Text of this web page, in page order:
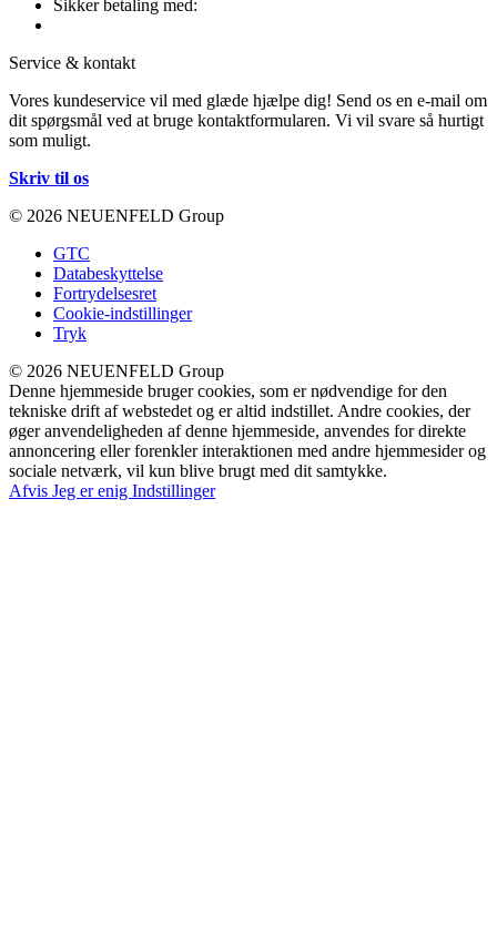
Sikker betaling med:
Service & kontakt
Vores kundeservice vil med glæde hjælpe dig! Send os en e-mail om
dit spørgsmål ved at bruge kontaktformularen. Vi vil svare så hurtigt
som muligt.
Skriv til os
© 2026 NEUENFELD Group
GTC
Databeskyttelse
Fortrydelsesret
Cookie-indstillinger
Tryk
© 2026 NEUENFELD Group
Denne hjemmeside bruger cookies, som er nødvendige for den
tekniske drift af webstedet og er altid indstillet. Andre cookies, der
øger anvendeligheden af denne hjemmeside, anvendes for direkte
annoncering eller forenkler interaktionen med andre hjemmesider og
sociale netværk, vil kun blive brugt med dit samtykke.
Afvis Jeg er enig Indstillinger